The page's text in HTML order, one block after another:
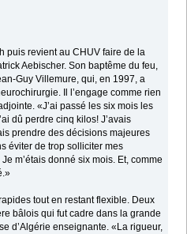
puis revient au CHUV faire de la
Aebischer. Son baptême du feu,
Guy Villemure, qui, en 1997, a
Il l’engage comme rien
«J’ai passé les six mois les
dû perdre cinq kilos! J’avais
prendre des décisions majeures
éviter de trop solliciter mes
m’étais donné six mois. Et, comme
tout en restant flexible. Deux
bâlois qui fut cadre dans la grande
d’Algérie enseignante. «La rigueur,